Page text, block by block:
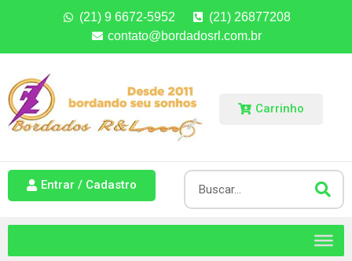
(21) 9 6672-5952
(21) 26877208
contato@bordadosrl.com.br
Carrinho
Entrar / Cadastro